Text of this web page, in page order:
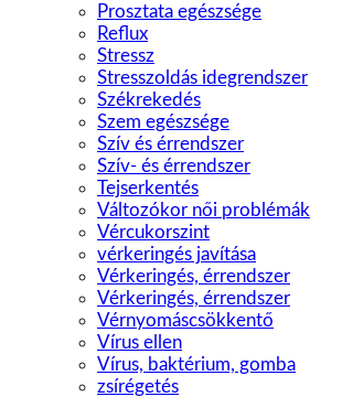
Prosztata egészsége
Reflux
Stressz
Stresszoldás idegrendszer
Székrekedés
Szem egészsége
Szív és érrendszer
Szív- és érrendszer
Tejserkentés
Változókor női problémák
Vércukorszint
vérkeringés javítása
Vérkeringés, érrendszer
Vérkeringés, érrendszer
Vérnyomáscsökkentő
Vírus ellen
Vírus, baktérium, gomba
zsírégetés